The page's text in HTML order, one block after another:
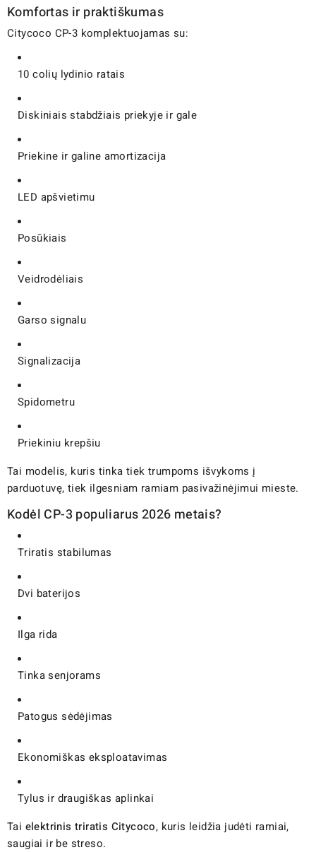
Komfortas ir praktiškumas
Citycoco CP-3 komplektuojamas su:
10 colių lydinio ratais
Diskiniais stabdžiais priekyje ir gale
Priekine ir galine amortizacija
LED apšvietimu
Posūkiais
Veidrodėliais
Garso signalu
Signalizacija
Spidometru
Priekiniu krepšiu
Tai modelis, kuris tinka tiek trumpoms išvykoms į
parduotuvę, tiek ilgesniam ramiam pasivažinėjimui mieste.
Kodėl CP-3 populiarus 2026 metais?
Triratis stabilumas
Dvi baterijos
Ilga rida
Tinka senjorams
Patogus sėdėjimas
Ekonomiškas eksploatavimas
Tylus ir draugiškas aplinkai
Tai elektrinis triratis Citycoco, kuris leidžia judėti ramiai,
saugiai ir be streso.